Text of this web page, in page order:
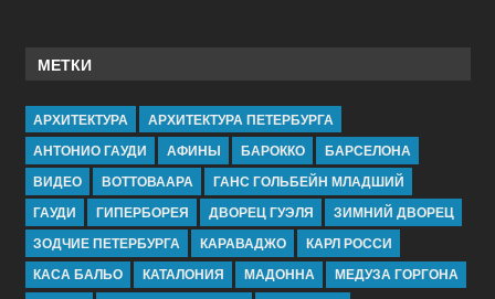
МЕТКИ
АРХИТЕКТУРА
АРХИТЕКТУРА ПЕТЕРБУРГА
АНТОНИО ГАУДИ
АФИНЫ БАРОККО
БАРСЕЛОНА
ВИДЕО
ВОТТОВААРА
ГАНС ГОЛЬБЕЙН МЛАДШИЙ
ГАУДИ
ГИПЕРБОРЕЯ ДВОРЕЦ ГУЭЛЯ
ЗИМНИЙ ДВОРЕЦ
ЗОДЧИЕ ПЕТЕРБУРГА
КАРАВАДЖО
КАРЛ РОССИ
КАСА БАЛЬО
КАТАЛОНИЯ МАДОННА
МЕДУЗА ГОРГОНА